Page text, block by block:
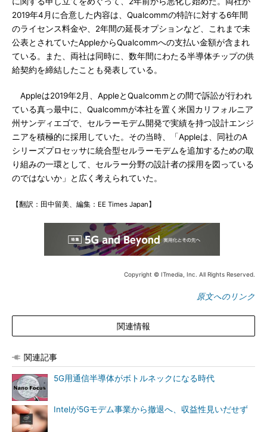
2019年4月に合意した内容は、Qualcommの特許に対する6年間
のライセンス料金や、2年間の延長オプションなど、これまで未
公表とされていたAppleからQualcommへの支払い金額が含まれ
ている。また、両社は同時に、数年間にわたる半導体チップの供
給契約を締結したことも発表している。
Appleは2019年2月、AppleとQualcommとの間で訴訟が行われ
ている真っ最中に、Qualcommが本社を置く米国カリフォルニア
州サンディエゴで、セルラーモデム開発で実績を持つ設計エンジ
ニアを積極的に採用していた。その当時、「Appleは、同社のA
シリーズプロセッサに統合型セルラーモデムを追加するための取
り組みの一環として、セルラー分野の設計者の採用を図っている
のではないか」と広く考えられていた。
【翻訳：田中留美、編集：EE Times Japan】
Copyright © ITmedia, Inc. All Rights Reserved.
原文へのリンク
関連情報
関連記事
5G用通信半導体がボトルネックになる時代
Intelが5Gモデム事業から撤退へ、収益性見いだせず